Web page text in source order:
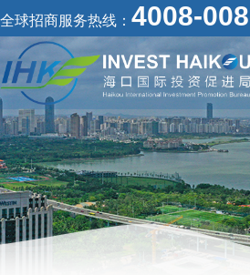
全球招商服务热线： 4008-